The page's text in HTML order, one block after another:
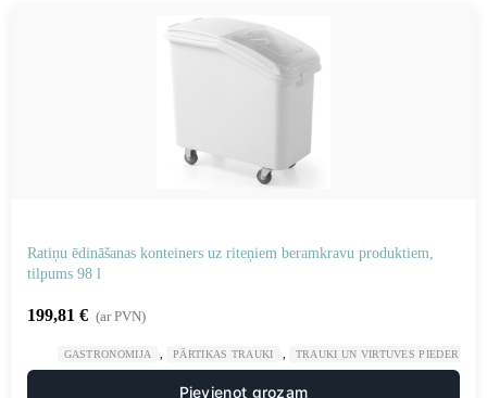
Ratiņu ēdināšanas konteiners uz riteņiem beramkravu produktiem,
tilpums 98 l
199,81 € (ar PVN)
GASTRONOMIJA PĀRTIKAS TRAUKI TRAUKI UN VIRTUVES PIEDERUMI
Pievienot grozam